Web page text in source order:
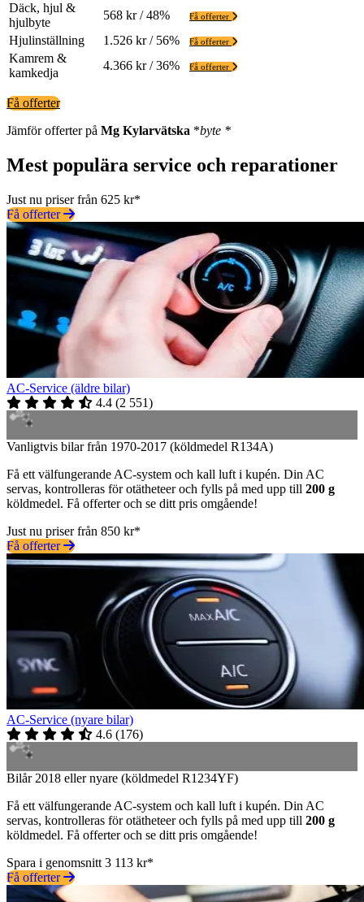
Däck, hjul &
hjulbyte
568 kr / 48% Få offerter
Hjulinställning 1.526 kr / 56% Få offerter
Kamrem &
kamkedja
4.366 kr / 36% Få offerter
Få offerter
Jämför offerter på Mg Kylarvätska *byte *
Mest populära service och reparationer
Just nu priser från 625 kr*
Få offerter
AC-Service (äldre bilar)
4.4 (2 551)
Vanligtvis bilar från 1970-2017 (köldmedel R134A)
Få ett välfungerande AC-system och kall luft i kupén. Din AC
servas, kontrolleras för otätheteer och fylls på med upp till 200 g
köldmedel. Få offerter och se ditt pris omgående!
Just nu priser från 850 kr*
Få offerter
AC-Service (nyare bilar)
4.6 (176)
Bilår 2018 eller nyare (köldmedel R1234YF)
Få ett välfungerande AC-system och kall luft i kupén. Din AC
servas, kontrolleras för otätheteer och fylls på med upp till 200 g
köldmedel. Få offerter och se ditt pris omgående!
Spara i genomsnitt 3 113 kr*
Få offerter